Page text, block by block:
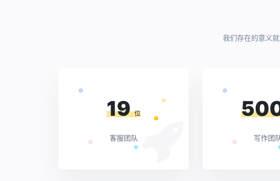
我们存在的意义
19 位
客服团队 写作团